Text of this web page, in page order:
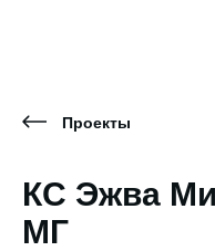
Проекты
КС Эжва
МГ